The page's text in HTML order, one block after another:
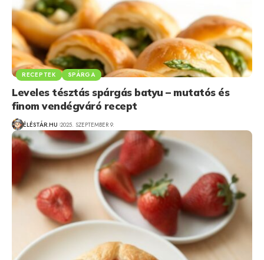
RECEPTEK SPÁRGA
Leveles tésztás spárgás batyu – mutatós és
finom vendégváró recept
ÉLÉSTÁR.HU 2025. SZEPTEMBER 9.